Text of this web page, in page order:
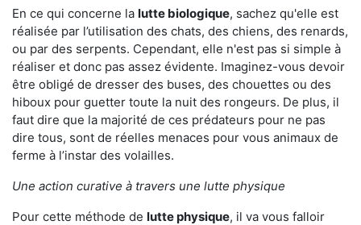
En ce qui concerne la lutte biologique, sachez qu'elle est
réalisée par l’utilisation des chats, des chiens, des renards,
ou par des serpents. Cependant, elle n'est pas si simple à
réaliser et donc pas assez évidente. Imaginez-vous devoir
être obligé de dresser des buses, des chouettes ou des
hiboux pour guetter toute la nuit des rongeurs. De plus, il
faut dire que la majorité de ces prédateurs pour ne pas
dire tous, sont de réelles menaces pour vous animaux de
ferme à l’instar des volailles.
Une action curative à travers une lutte physique
Pour cette méthode de lutte physique, il va vous falloir